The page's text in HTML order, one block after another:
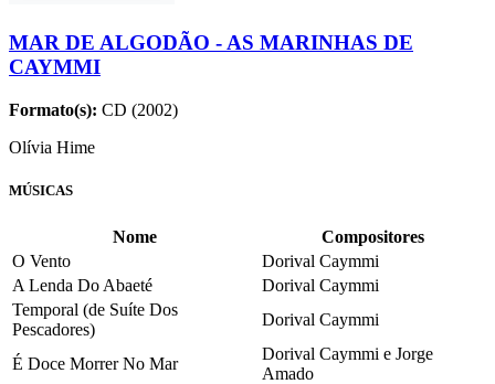
MAR DE ALGODÃO - AS MARINHAS DE
CAYMMI
Formato(s): CD (2002)
Olívia Hime
MÚSICAS
Nome
Compositores
O Vento
Dorival Caymmi
A Lenda Do Abaeté
Dorival Caymmi
Temporal (de Suíte Dos
Pescadores)
Dorival Caymmi
É Doce Morrer No Mar
Dorival Caymmi e Jorge
Amado